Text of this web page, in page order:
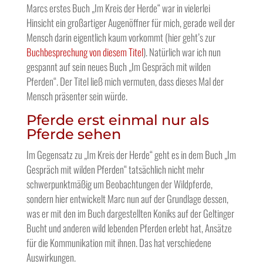
Marcs erstes Buch „Im Kreis der Herde“ war in vielerlei
Hinsicht ein großartiger Augenöffner für mich, gerade weil der
Mensch darin eigentlich kaum vorkommt (hier geht’s zur
Buchbesprechung von diesem Titel). Natürlich war ich nun
gespannt auf sein neues Buch „Im Gespräch mit wilden
Pferden“. Der Titel ließ mich vermuten, dass dieses Mal der
Mensch präsenter sein würde.
Pferde erst einmal nur als
Pferde sehen
Im Gegensatz zu „Im Kreis der Herde“ geht es in dem Buch „Im
Gespräch mit wilden Pferden“ tatsächlich nicht mehr
schwerpunktmäßig um Beobachtungen der Wildpferde,
sondern hier entwickelt Marc nun auf der Grundlage dessen,
was er mit den im Buch dargestellten Koniks auf der Geltinger
Bucht und anderen wild lebenden Pferden erlebt hat, Ansätze
für die Kommunikation mit ihnen. Das hat verschiedene
Auswirkungen.